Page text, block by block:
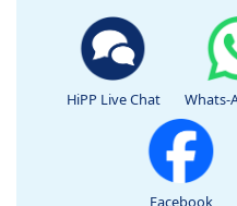
HiPP Live Chat Whats-